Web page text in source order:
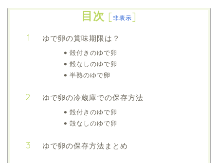
目次 [非表示]
ゆで卵の賞味期限は？
殻付きのゆで卵
殻なしのゆで卵
半熟のゆで卵
ゆで卵の冷蔵庫での保存方法
殻付きのゆで卵
殻なしのゆで卵
ゆで卵の保存方法まとめ